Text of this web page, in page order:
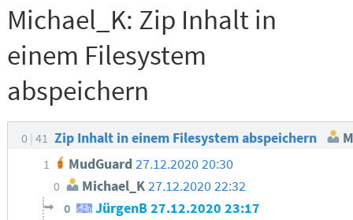
Michael_K: Zip Inhalt in
einem Filesystem
abspeichern
0 41 Zip Inhalt in einem Filesystem abspeichern
1 MudGuard 27.12.2020 20:30
0 Michael_K 27.12.2020 22:32
0 JürgenB27.12.2020 23:17